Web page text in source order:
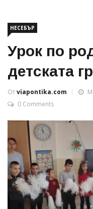
НЕСЕБЪР
Урок по
детската
Отviapontika.com
0 Comments